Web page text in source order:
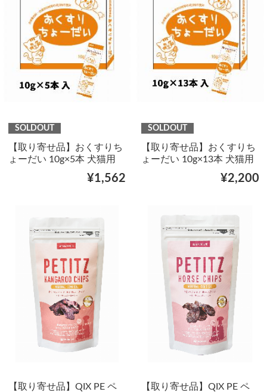
SOLDOUT
【取り寄せ品】おくすりち
ょーだい 10g×5本 犬猫用
¥1,562
SOLDOUT
【取り寄せ品】おくすりち
ょーだい 10g×13本 犬猫用
¥2,200
【取り寄せ品】QIX PE ペ 【取り寄せ品】QIX PE ペ